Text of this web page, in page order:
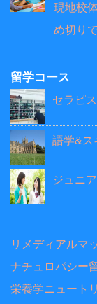
現地校
め切り
留学コース
セラピ
語学&ス
ジュニ
リメディアルマ
ナチュロパシー
栄養学ニュート